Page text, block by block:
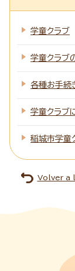
学童クラブ
学童クラブ
各種お手続
学童クラブ
稲城市学童
Volver a